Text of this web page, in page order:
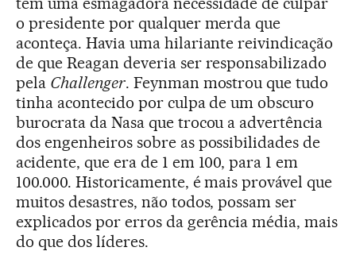
o presidente por qualquer merda que
aconteça. Havia uma hilariante reivindicação
de que Reagan deveria ser responsabilizado
pela Challenger. Feynman mostrou que tudo
tinha acontecido por culpa de um obscuro
burocrata da Nasa que trocou a advertência
dos engenheiros sobre as possibilidades de
acidente, que era de 1 em 100, para 1 em
100.000. Historicamente, é mais provável que
muitos desastres, não todos, possam ser
explicados por erros da gerência média, mais
do que dos líderes.